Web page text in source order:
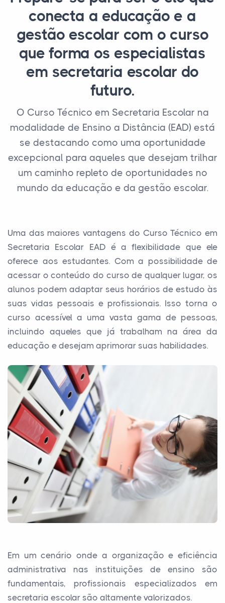
conecta a educação e a
gestão escolar com o curso
que forma os especialistas
em secretaria escolar do
futuro.
O Curso Técnico em Secretaria Escolar na
modalidade de Ensino a Distância (EAD) está
se destacando como uma oportunidade
excepcional para aqueles que desejam trilhar
um caminho repleto de oportunidades no
mundo da educação e da gestão escolar.
Uma das maiores vantagens do Curso Técnico em
Secretaria Escolar EAD é a flexibilidade que ele
oferece aos estudantes. Com a possibilidade de
acessar o conteúdo do curso de qualquer lugar, os
alunos podem adaptar seus horários de estudo às
suas vidas pessoais e profissionais. Isso torna o
curso acessível a uma vasta gama de pessoas,
incluindo aqueles que já trabalham na área da
educação e desejam aprimorar suas habilidades.
Em um cenário onde a organização e eficiência
administrativa nas instituições de ensino são
fundamentais, profissionais especializados em
secretaria escolar são altamente valorizados.